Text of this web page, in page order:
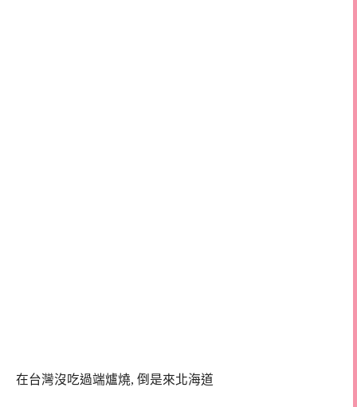
在台灣沒吃過端爐燒, 倒是來北海道